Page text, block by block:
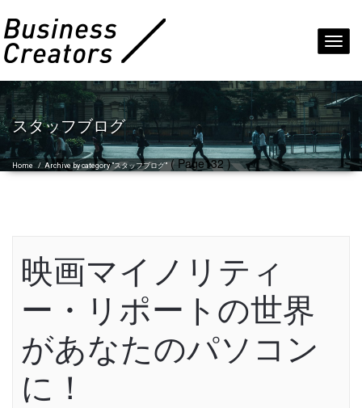
スタッフブログ
Home /Archive by category "スタッフブログ"( Page132 )
映画マイノリティ
ー・リポートの世界
があなたのパソコン
に！